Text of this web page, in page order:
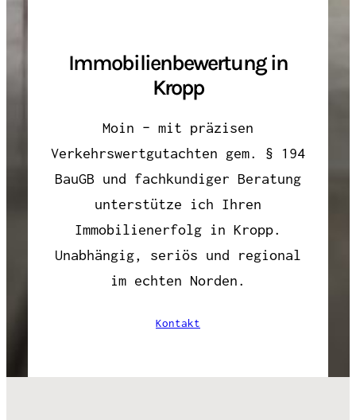
Immobilienbewertung in
Kropp
Moin – mit präzisen
Verkehrswertgutachten gem. § 194
BauGB und fachkundiger Beratung
unterstütze ich Ihren
Immobilienerfolg in Kropp.
Unabhängig, seriös und regional
im echten Norden.
Kontakt